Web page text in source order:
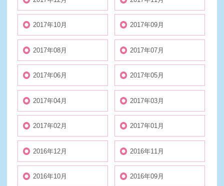
2017年10月 2017年09月
2017年08月 2017年07月
2017年06月 2017年05月
2017年04月 2017年03月
2017年02月 2017年01月
2016年12月 2016年11月
2016年10月 2016年09月